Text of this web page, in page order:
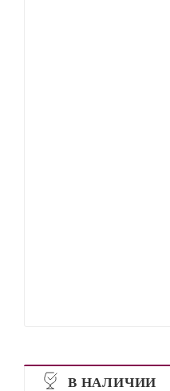
В НАЛИЧИИ